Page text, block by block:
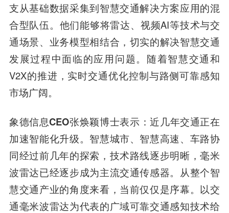
支从基础数据采集到智慧交通解决方案应用的混
合型队伍。他们能够将雷达、视频AI等技术与交
通场景、业务模型相结合，切实的解决智慧交通
发展过程中面临的应用问题。随着智慧交通和
V2X的推进，实时交通优化控制与路侧可靠感知
市场广阔。
象德信息CEO张焕颖博士表示：近几年交通正在
加速智能化升级。智慧城市、智慧高速、车路协
同经过前几年的探索，技术路线逐步明晰，毫米
波雷达已经逐步成为主流交通传感器。从整个智
慧交通产业的角度来看，当前仅仅是序幕。以交
通毫米波雷达为代表的广域可靠交通感知技术给